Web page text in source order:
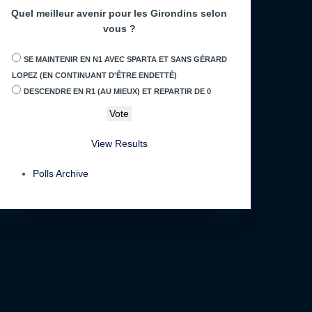
Quel meilleur avenir pour les Girondins selon
vous ?
SE MAINTENIR EN N1 AVEC SPARTA ET SANS GÉRARD
LOPEZ (EN CONTINUANT D'ÊTRE ENDETTÉ)
DESCENDRE EN R1 (AU MIEUX) ET REPARTIR DE 0
View Results
Polls Archive